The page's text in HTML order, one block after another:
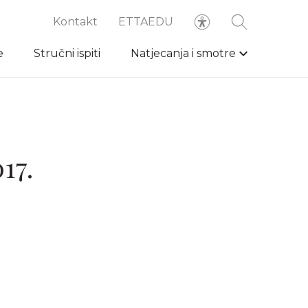
Kontakt ETTAEDU
Stručni ispiti Natjecanja i smotre